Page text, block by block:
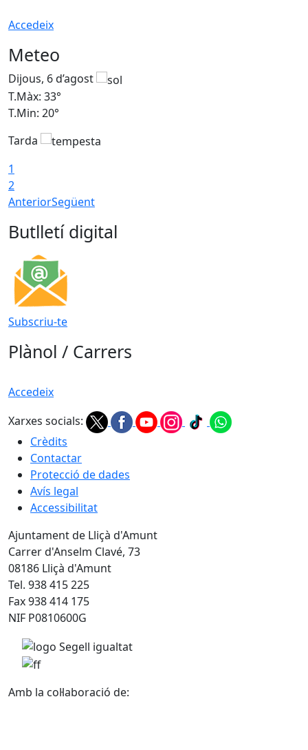
Accedeix
Meteo
Dijous, 6 d’agost
T.Màx: 33°
T.Min: 20°
Tarda
1
2
AnteriorSegüent
Butlletí digital
Subscriu-te
Plànol / Carrers
Accedeix
Xarxes socials:
Crèdits
Contactar
Protecció de dades
Avís legal
Accessibilitat
Ajuntament de Lliçà d'Amunt
Carrer d'Anselm Clavé, 73
08186 Lliçà d'Amunt
Tel. 938 415 225
Fax 938 414 175
NIF P0810600G
Amb la col·laboració de: